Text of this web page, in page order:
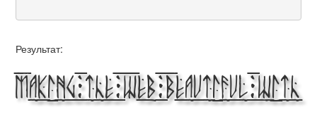
Результат:
Making the Web Beautiful with